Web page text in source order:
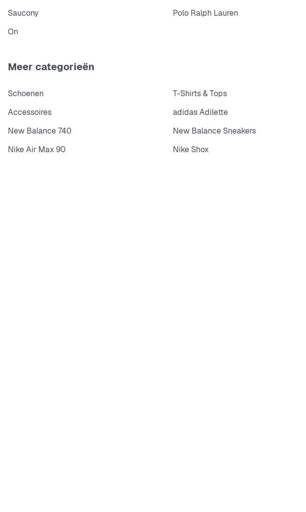
Saucony
Polo Ralph Lauren
On
Meer categorieën
Schoenen T-Shirts & Tops
Accessoires
adidas Adilette
New Balance 740
New Balance Sneakers
Nike Air Max 90
Nike Shox